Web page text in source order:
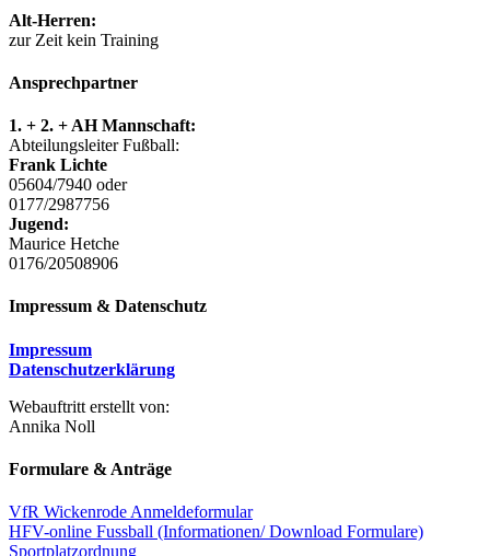
Alt-Herren:
zur Zeit kein Training
Ansprechpartner
1. + 2. + AH Mannschaft:
Abteilungsleiter Fußball:
Frank Lichte
05604/7940 oder
0177/2987756
Jugend:
Maurice Hetche
0176/20508906
Impressum & Datenschutz
Impressum
Datenschutzerklärung
Webauftritt erstellt von:
Annika Noll
Formulare & Anträge
VfR Wickenrode Anmeldeformular
HFV-online Fussball (Informationen/ Download Formulare)
Sportplatzordnung